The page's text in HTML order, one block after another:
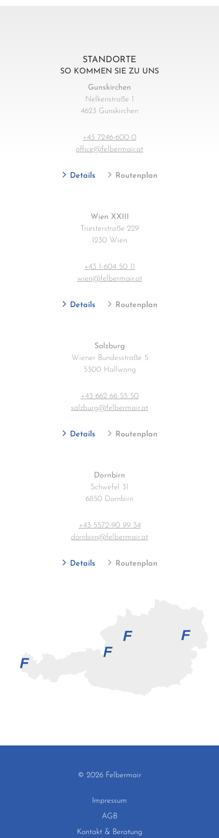
STANDORTE
SO KOMMEN SIE ZU UNS
Gunskirchen
Nelkenstraße 1
4623 Gunskirchen
+43 7246-600-0
office@felbermair.at
Details Routenplan
Wien XXIII
Triesterstraße 229
1230 Wien
+43 1-604 50 11
wien@felbermair.at
Details Routenplan
Salzburg
Wiener Bundesstraße 5
5300 Hallwang
+43 662 66 55 50
salzburg@felbermair.at
Details Routenplan
Dornbirn
Schwefel 31
6850 Dornbirn
+43 5572-90 99 34
dornbirn@felbermair.at
Details Routenplan
© 2026 Felbermair
Impressum
AGB
Kontakt & Beratung